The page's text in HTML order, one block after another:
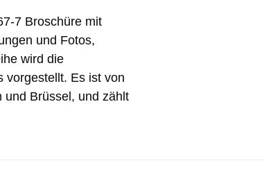
7 Broschüre mit
und Fotos,
wird die
vorgestellt. Es ist von
und Brüssel, und zählt